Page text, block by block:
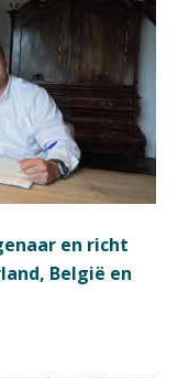
en richt
België en